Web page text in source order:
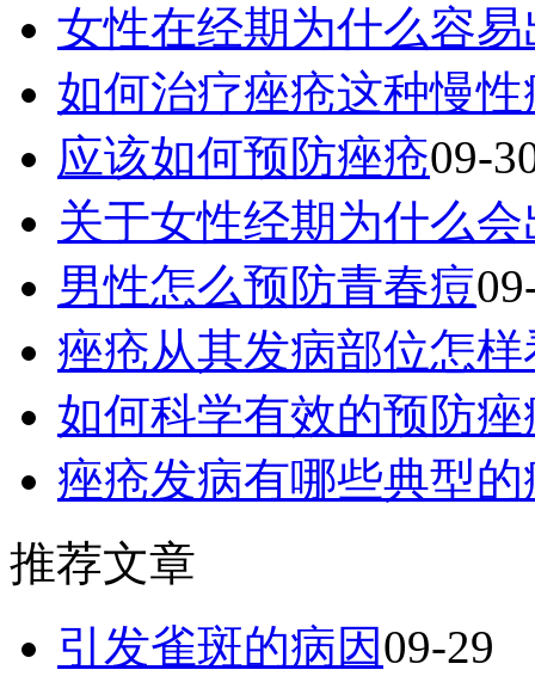
女性在经期为什么容
如何治疗痤疮这种慢
应该如何预防痤疮09-
关于女性经期为什么
男性怎么预防青春痘
痤疮从其发病部位怎
如何科学有效的预防
痤疮发病有哪些典型
推荐文章
引发雀斑的病因09-29